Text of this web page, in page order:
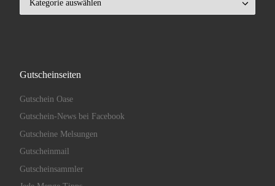
Gutscheinseiten
Gutschein Oase
Gutschein-News bei Facebook
Gutscheine Melsungen
Gutscheinmail
Gutscheinsammler